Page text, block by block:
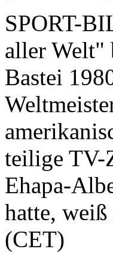
SPORT-
aller Welt"
Bastei
teilige TV-
Ehapa-
hatte,
(CET)